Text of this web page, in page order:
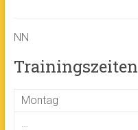
NN
Trainingszeiten
Montag
…